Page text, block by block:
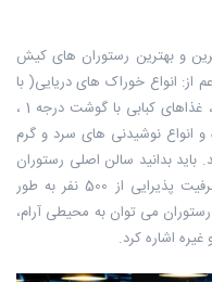
و بهترین رستوران های کیش
از: انواع خوراک های دریایی( با
انواع ماهی ‏ها و میگوهای مخصوص جنوبی)، غذاهای کبابی با گوشت درجه 1 ،
انواع نوشیدنی های سرد و گرم
بدانید سالن اصلی رستوران
شاندیز صفدری کیش ‏بسیار بزرگ است و ظرفیت پذیرایی از 500 نفر به طور
می توان به محیطی آرام،
اشاره کرد.